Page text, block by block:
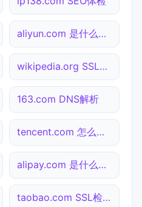
aliyun.com 是什么网站
wikipedia.org SSL检测
163.com DNS解析
tencent.com 怎么进入
alipay.com 是什么网站
taobao.com SSL检测